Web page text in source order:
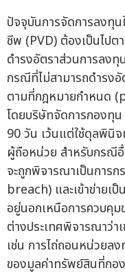
ปัจจุบันการจัดการลงทุ
ชีพ (PVD) ต้องเป็นไปต
ดำรงอัตราส่วนการลง
กรณีที่ไม่สามารถดำรง
ตามที่กฎหมายกำหนด
โดยบริษัทจัดการกองทุน
90 วัน เว้นแต่ใช้ดุลพินิจ
ผู้ถือหน่วย สำหรับกรณี
จะถูกพิจารณาเป็นการ
breach) และเข้าข่ายเ
อยู่นอกเหนือการควบคุ
ต่างประเทศพิจารณาว่
เช่น การไถ่ถอนหน่วยล
ของมูลค่าทรัพย์สินที่กอ